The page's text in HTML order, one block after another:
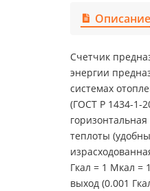
Описание
Счетчик
энергии
системах
(ГОСТ Р 1434-1-
теплоты
Гкал = 1 Мкал =
выход (0.001